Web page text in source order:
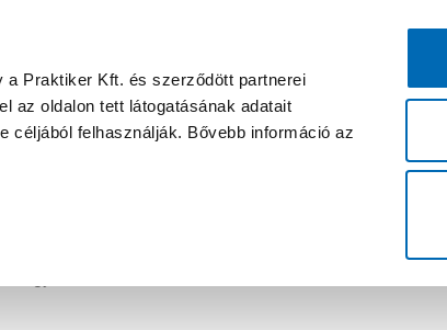
a Praktiker Kft. és szerződött partnerei
az oldalon tett látogatásának adatait
céljából felhasználják. Bővebb információ az